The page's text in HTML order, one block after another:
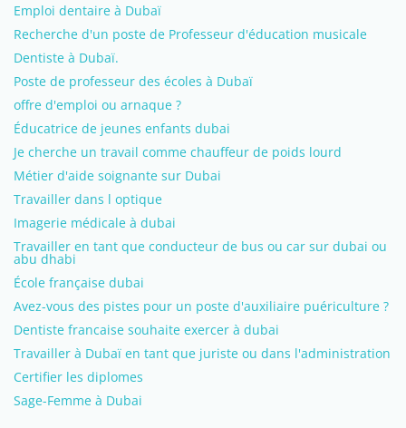
Emploi dentaire à Dubaï
Recherche d'un poste de Professeur d'éducation musicale
Dentiste à Dubaï.
Poste de professeur des écoles à Dubaï
offre d'emploi ou arnaque ?
Éducatrice de jeunes enfants dubai
Je cherche un travail comme chauffeur de poids lourd
Métier d'aide soignante sur Dubai
Travailler dans l optique
Imagerie médicale à dubai
Travailler en tant que conducteur de bus ou car sur dubai ou
abu dhabi
École française dubai
Avez-vous des pistes pour un poste d'auxiliaire puériculture ?
Dentiste francaise souhaite exercer à dubai
Travailler à Dubaï en tant que juriste ou dans l'administration
Certifier les diplomes
Sage-Femme à Dubai